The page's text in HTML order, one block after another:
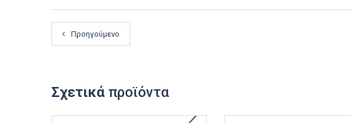
Προηγούμενο
Σχετικά προϊόντα